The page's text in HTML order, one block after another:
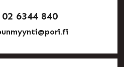
6344 840